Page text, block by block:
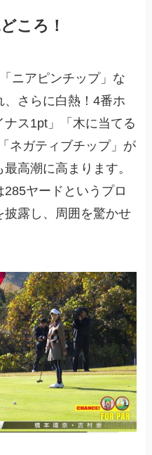
ころ！
ニアピンチップ」な
、さらに白熱！4番ホ
ス1pt」「木に当てる
ネガティブチップ」が
高潮に高まります。
ヤードというプロ
露し、周囲を驚かせ